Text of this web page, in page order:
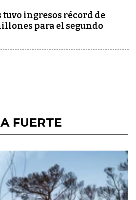
tuvo ingresos récord de
para el segundo
FUERTE